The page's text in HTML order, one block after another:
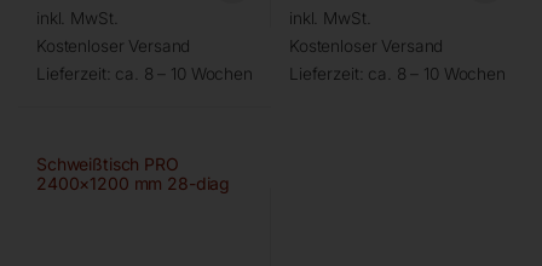
inkl. MwSt.
Kostenloser Versand
Lieferzeit: ca. 8 – 10 Wochen
inkl. MwSt.
Kostenloser Versand
Lieferzeit: ca. 8 – 10 Wochen
Schweißtisch PRO
2400×1200 mm 28-diag